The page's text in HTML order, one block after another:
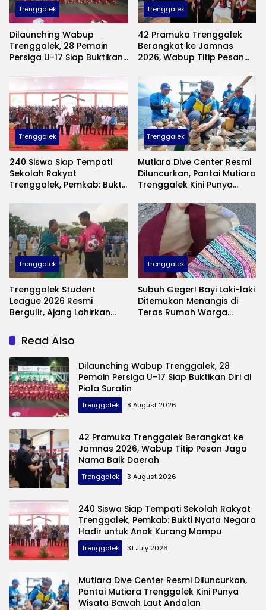
Trenggalek
Dilaunching Wabup
Trenggalek, 28 Pemain
Persiga U-17 Siap Buktikan
Trenggalek
42 Pramuka Trenggalek
Berangkat ke Jamnas
2026, Wabup Titip Pesan
Trenggalek
240 Siswa Siap Tempati
Sekolah Rakyat
Trenggalek, Pemkab: Bukti
Anak Kurang Mampu
Trenggalek
Mutiara Dive Center Resmi
Diluncurkan, Pantai Mutiara
Trenggalek Kini Punya
Andalan
Trenggalek
Trenggalek Student
League 2026 Resmi
Bergulir, Ajang Lahirkan
Perebutkan Piala Bupati
Trenggalek
Subuh Geger! Bayi Laki-laki
Ditemukan Menangis di
Teras Rumah Warga
Read Also
Dilaunching Wabup Trenggalek, 28
Pemain Persiga U-17 Siap Buktikan Diri di
Piala Suratin
Trenggalek 8 August 2026
42 Pramuka Trenggalek Berangkat ke
Jamnas 2026, Wabup Titip Pesan Jaga
Nama Baik Daerah
Trenggalek 3 August 2026
240 Siswa Siap Tempati Sekolah Rakyat
Trenggalek, Pemkab: Bukti Nyata Negara
Hadir untuk Anak Kurang Mampu
Trenggalek 31 July 2026
Mutiara Dive Center Resmi Diluncurkan,
Pantai Mutiara Trenggalek Kini Punya
Wisata Bawah Laut Andalan